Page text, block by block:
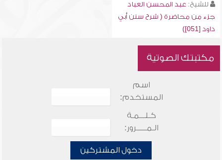
للشيخ: عبد المحسن العباد
جزء من محاضرة ( شرح سنن أبي
داود [051])
مكتبتك الصوتية
اسم
المستخدم:
كـلـــمـة
الـمـــــرور:
دخول المشتركين